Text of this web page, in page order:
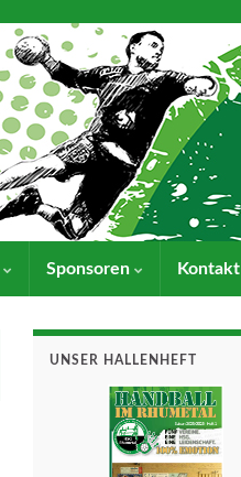
Sponsoren Kontakt
UNSER HALLENHEFT